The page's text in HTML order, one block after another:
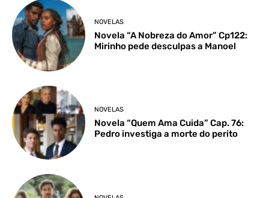
NOVELAS
Novela “A Nobreza do Amor” Cp122:
Mirinho pede desculpas a Manoel
NOVELAS
Novela “Quem Ama Cuida” Cap. 76:
Pedro investiga a morte do perito